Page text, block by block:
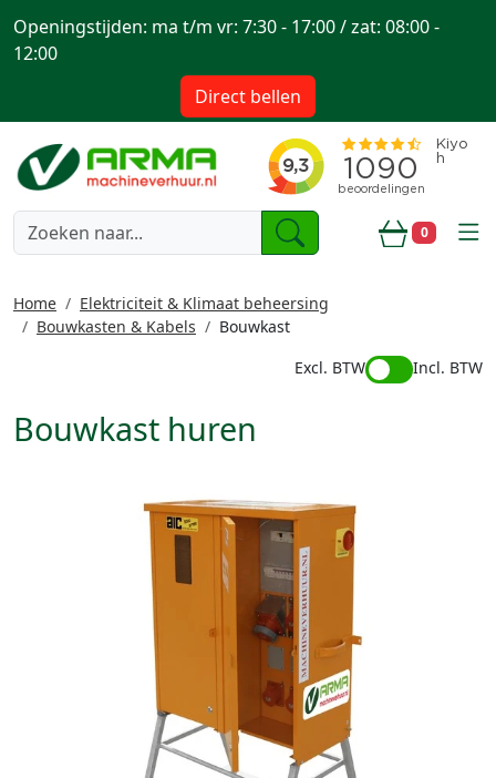
0
Openingstijden: ma t/m vr: 7:30 - 17:00 / zat: 08:00 -
12:00
Direct bellen
Home
Elektriciteit & Klimaat beheersing
Bouwkasten & Kabels
Bouwkast
Excl. BTW
Incl. BTW
Bouwkast huren